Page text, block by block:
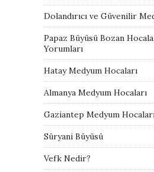
Dolandırıcı ve Güvenilir
Papaz Büyüsü Bozan
Yorumları
Hatay Medyum Hocaları
Almanya Medyum Hocaları
Gaziantep Medyum
Süryani Büyüsü
Vefk Nedir?